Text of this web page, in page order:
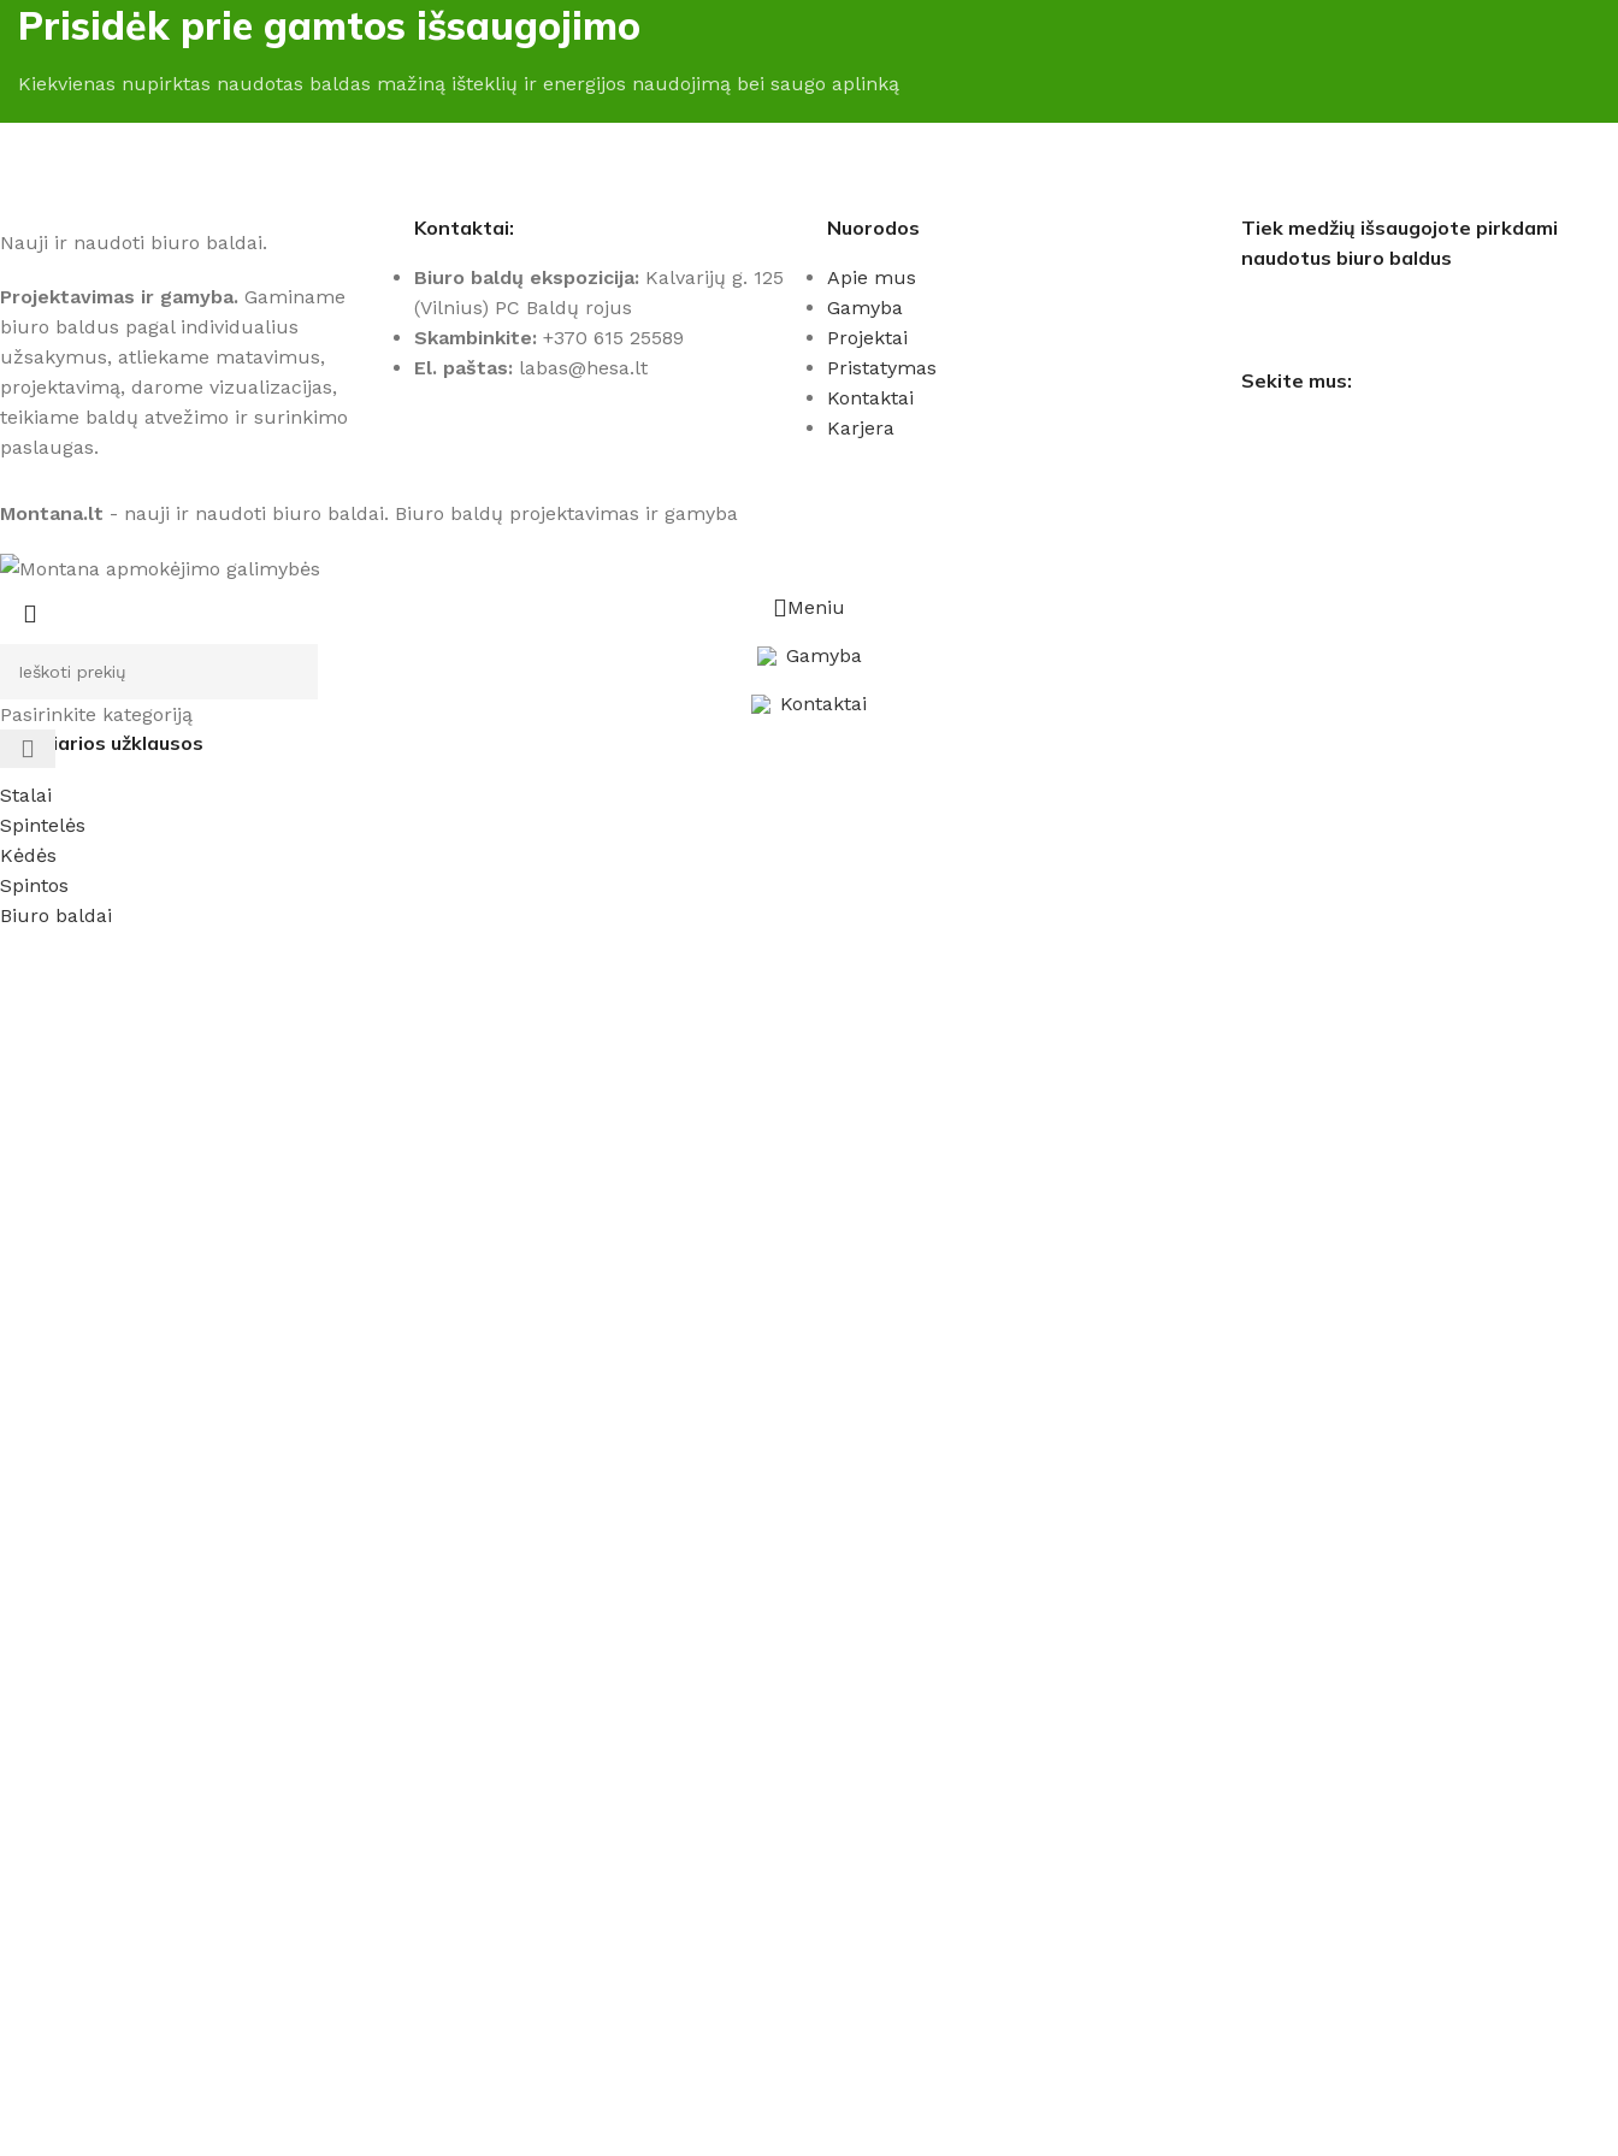
Prisidėk prie gamtos išsaugojimo
Kiekvienas nupirktas naudotas baldas mažiną išteklių ir energijos naudojimą bei saugo aplinką
Nauji ir naudoti biuro baldai.
Projektavimas ir gamyba. Gaminame
biuro baldus pagal individualius
užsakymus, atliekame matavimus,
projektavimą, darome vizualizacijas,
teikiame baldų atvežimo ir surinkimo
paslaugas.
Kontaktai:
Biuro baldų ekspozicija: Kalvarijų g. 125
(Vilnius) PC Baldų rojus
Skambinkite: +370 615 25589
El. paštas: labas@hesa.lt
Nuorodos
Apie mus
Gamyba
Projektai
Pristatymas
Kontaktai
Karjera
Tiek medžių išsaugojote pirkdami
naudotus biuro baldus
Sekite mus:
Montana.lt - nauji ir naudoti biuro baldai. Biuro baldų projektavimas ir gamyba
Pasirinkite kategoriją
Populiarios užklausos
Stalai
Spintelės
Kėdės
Spintos
Biuro baldai
Meniu
Gamyba
Kontaktai